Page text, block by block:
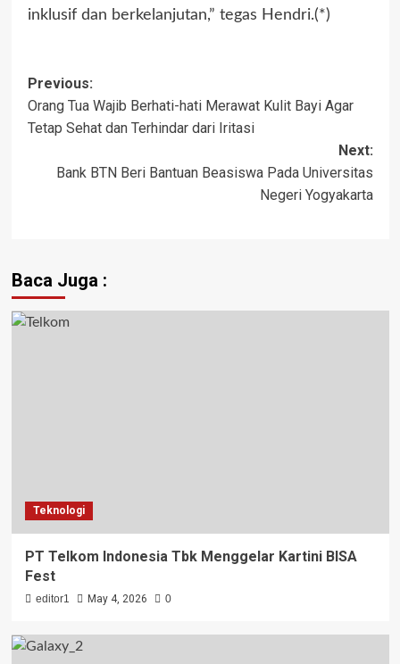
inklusif dan berkelanjutan,” tegas Hendri.(*)
Post
navigation
Previous:
Orang Tua Wajib Berhati-hati Merawat Kulit Bayi Agar
Tetap Sehat dan Terhindar dari Iritasi
Next:
Bank BTN Beri Bantuan Beasiswa Pada Universitas
Negeri Yogyakarta
Baca Juga :
Teknologi
PT Telkom Indonesia Tbk Menggelar Kartini BISA
Fest
editor1 May 4, 2026 0